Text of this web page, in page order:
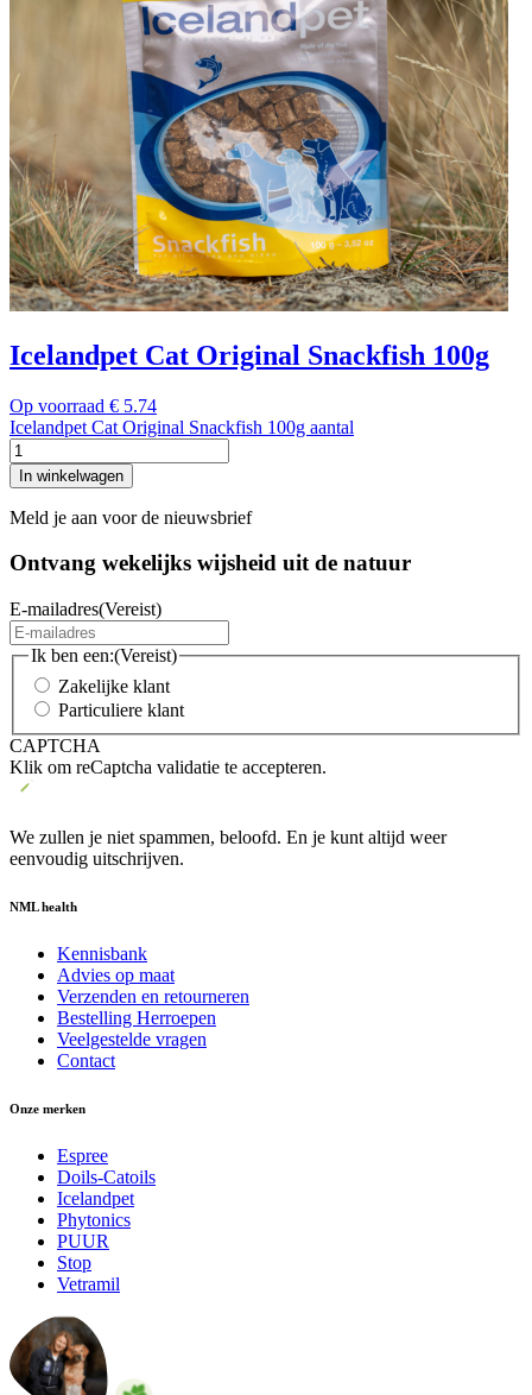
Icelandpet Cat Original Snackfish 100g
Op voorraad € 5.74
Icelandpet Cat Original Snackfish 100g aantal
In winkelwagen
Meld je aan voor de nieuwsbrief
Ontvang wekelijks wijsheid uit de natuur
E-mailadres(Vereist)
Ik ben een:(Vereist)
Zakelijke klant
Particuliere klant
CAPTCHA
Klik om reCaptcha validatie te accepteren.
We zullen je niet spammen, beloofd. En je kunt altijd weer
eenvoudig uitschrijven.
NML health
Kennisbank
Advies op maat
Verzenden en retourneren
Bestelling Herroepen
Veelgestelde vragen
Contact
Onze merken
Espree
Doils-Catoils
Icelandpet
Phytonics
PUUR
Stop
Vetramil